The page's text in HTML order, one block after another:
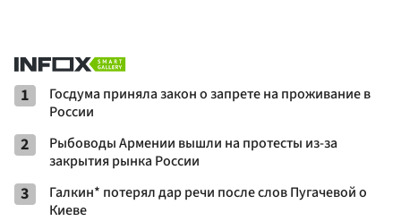
1
Госдума приняла закон о запрете на проживание в
России
2
Рыбоводы Армении вышли на протесты из-за
закрытия рынка России
3
Галкин* потерял дар речи после слов Пугачевой о
Киеве